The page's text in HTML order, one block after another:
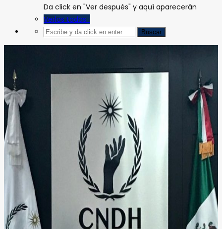
Da click en "Ver después" y aquí aparecerán
Verlos todos